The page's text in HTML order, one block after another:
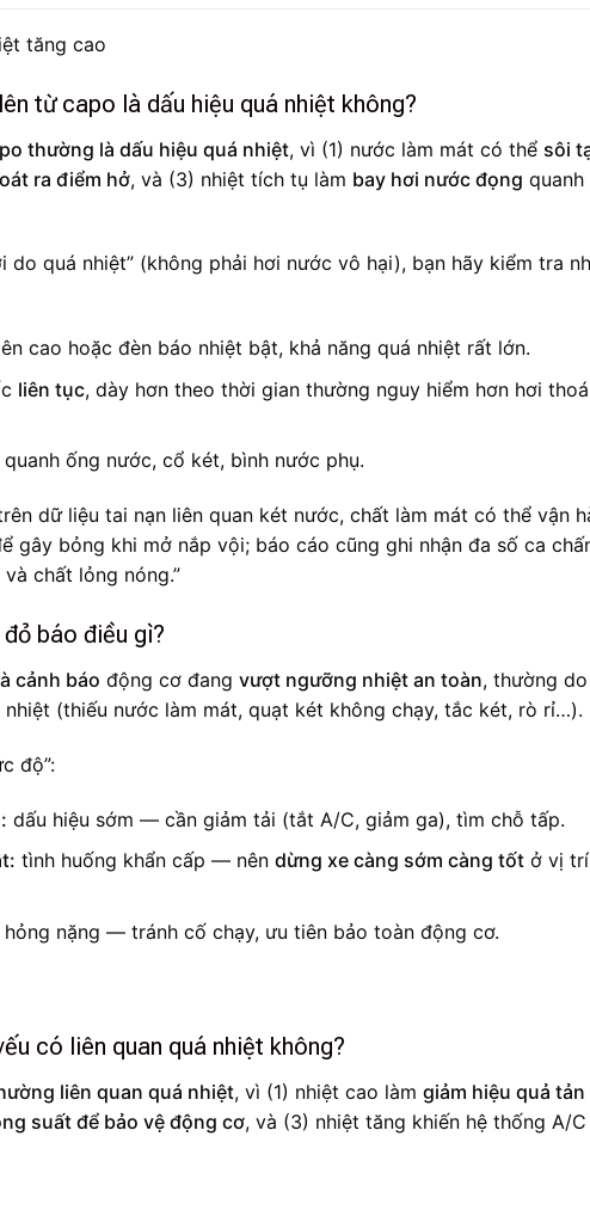
từ capo là dấu hiệu quá nhiệt không?
thường là dấu hiệu quá nhiệt, vì (1) nước làm mát có thể sôi
ra điểm hở, và (3) nhiệt tích tụ làm bay hơi nước đọng
do quá nhiệt” (không phải hơi nước vô hại), bạn hãy kiểm tra
cao hoặc đèn báo nhiệt bật, khả năng quá nhiệt rất lớn.
liên tục, dày hơn theo thời gian thường nguy hiểm hơn hơi
ống nước, cổ két, bình nước phụ.
dữ liệu tai nạn liên quan két nước, chất làm mát có thể vận
gây bỏng khi mở nắp vội; báo cáo cũng ghi nhận đa số ca
chất lỏng nóng.”
báo điều gì?
cảnh báo động cơ đang vượt ngưỡng nhiệt an toàn, thường
(thiếu nước làm mát, quạt két không chạy, tắc két, rò rỉ…).
độ”:
dấu hiệu sớm — cần giảm tải (tắt A/C, giảm ga), tìm chỗ tấp.
tình huống khẩn cấp — nên dừng xe càng sớm càng tốtở vị trí
hỏng nặng — tránh cố chạy, ưu tiên bảo toàn động cơ.
có liên quan quá nhiệt không?
liên quan quá nhiệt, vì (1) nhiệt cao làm giảm hiệu quả tản
suất để bảo vệ động cơ, và (3) nhiệt tăng khiến hệ thống A/